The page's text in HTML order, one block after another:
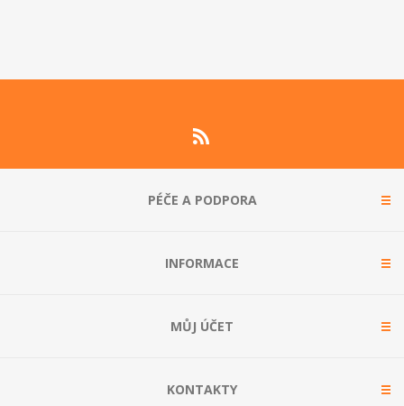
PÉČE A PODPORA
INFORMACE
MŮJ ÚČET
KONTAKTY